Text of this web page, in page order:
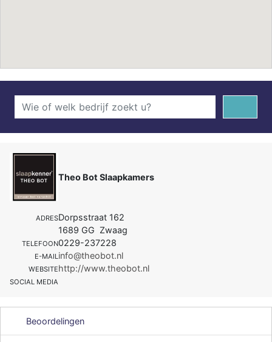
Theo Bot Slaapkamers
ADRESDorpsstraat 162
1689 GG Zwaag
TELEFOON0229-237228
E-MAILinfo@theobot.nl
WEBSITEhttp://www.theobot.nl
SOCIAL MEDIA
Beoordelingen